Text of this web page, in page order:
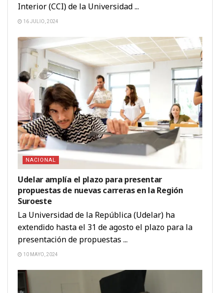
Interior (CCI) de la Universidad ...
16 JULIO, 2024
NACIONAL
Udelar amplía el plazo para presentar
propuestas de nuevas carreras en la Región
Suroeste
La Universidad de la República (Udelar) ha
extendido hasta el 31 de agosto el plazo para la
presentación de propuestas ...
10 MAYO, 2024